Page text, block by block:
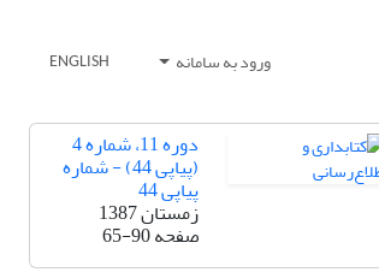
ورود به سامانه ENGLISH
دوره 11، شماره 4
(پیاپی 44) - شماره
پیاپی 44
زمستان 1387
صفحه65-90